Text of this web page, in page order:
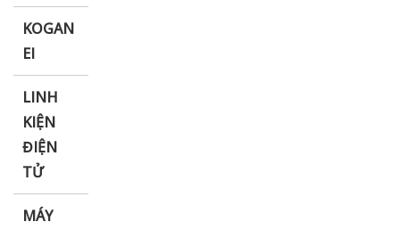
KOGAN
EI
LINH
KIỆN
ĐIỆN
TỬ
MÁY